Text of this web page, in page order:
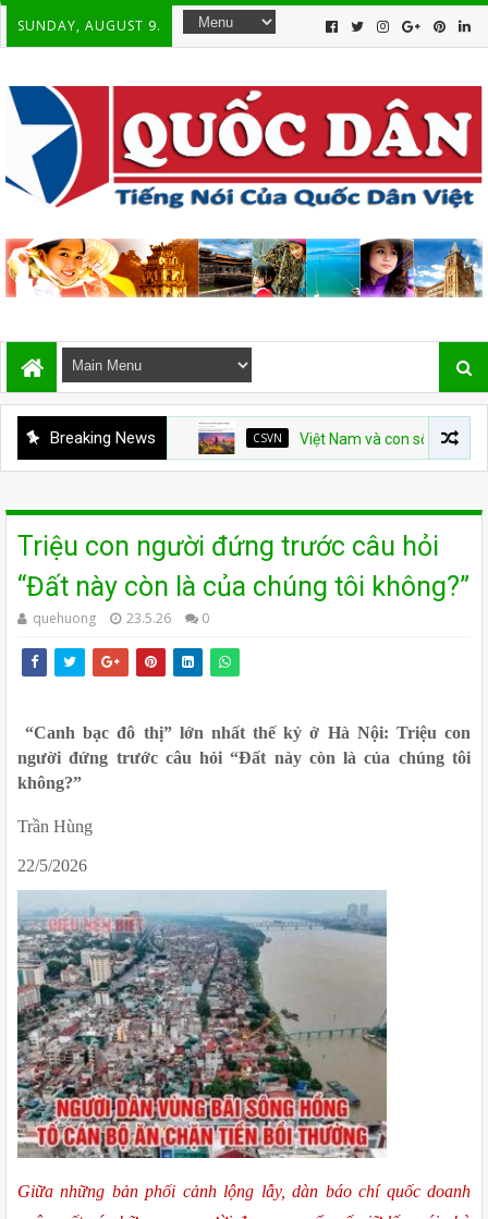
SUNDAY, AUGUST 9.
Breaking News CSVN Việt Nam và con số tăng trưởng 10%:
Triệu con người đứng trước câu hỏi
“Đất này còn là của chúng tôi không?”
quehuong 23.5.26 0
“Canh bạc đô thị” lớn nhất thế kỷ ở Hà Nội: Triệu con
người đứng trước câu hỏi “Đất này còn là của chúng tôi
không?”
Trần Hùng
22/5/2026
Giữa những bản phối cảnh lộng lẫy, dàn báo chí quốc doanh